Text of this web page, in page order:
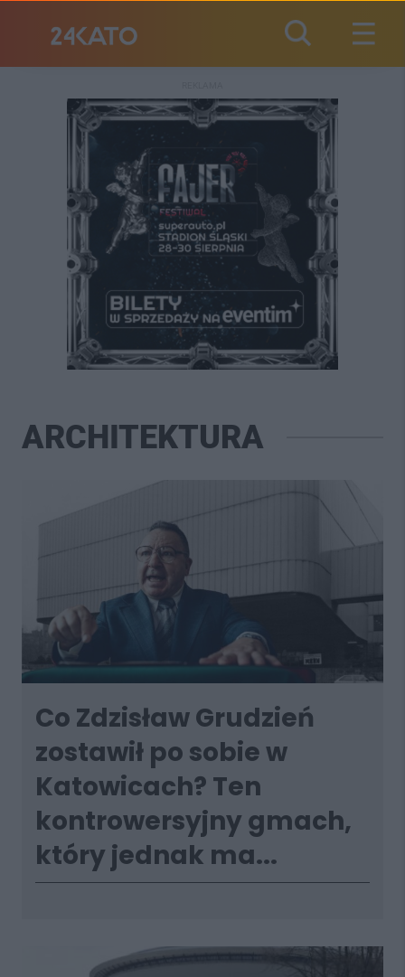
ARCHITEKTURA
Co Zdzisław Grudzień
zostawił po sobie w
Katowicach? Ten
kontrowersyjny gmach,
który jednak ma...